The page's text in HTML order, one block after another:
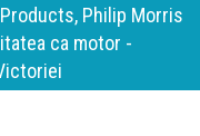
constant, dar
siguranță și